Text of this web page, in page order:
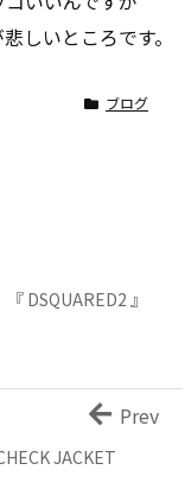
しいところです。
ブログ
『 DSQUARED2 』
JACKET
Prev